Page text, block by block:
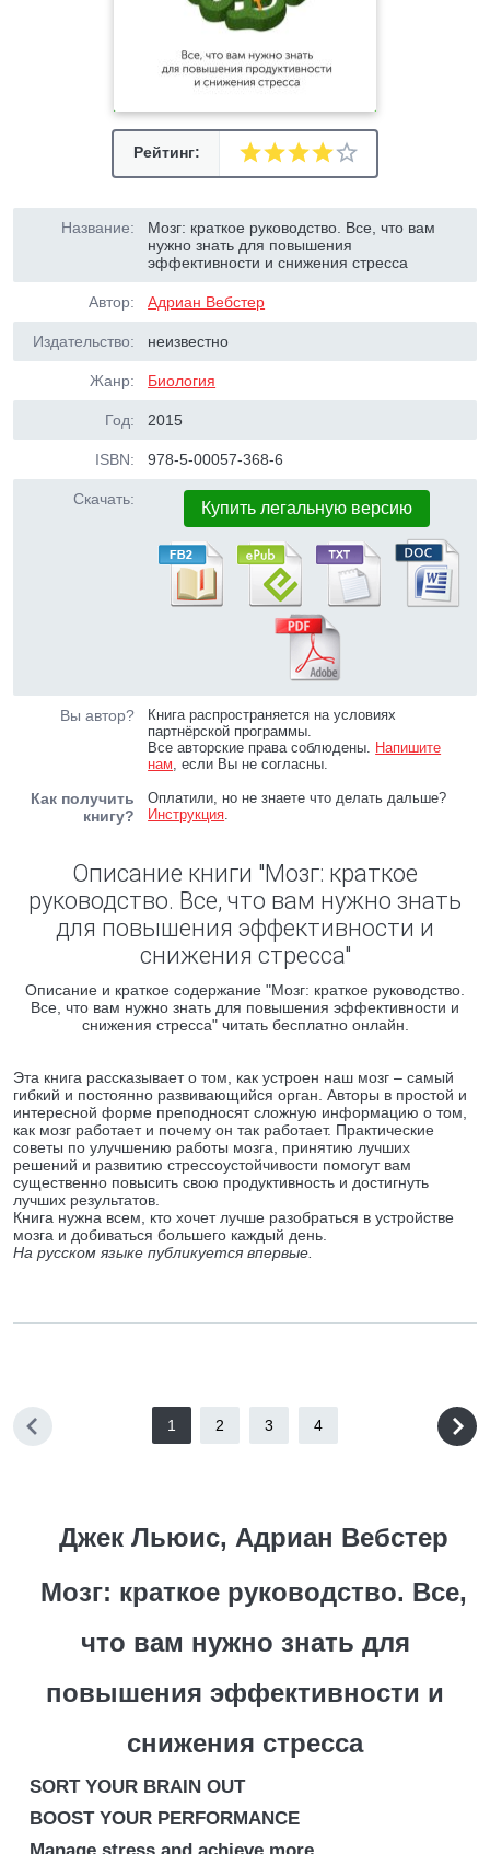
Рейтинг:
Название:
Мозг: краткое руководство. Все, что вам
нужно знать для повышения
эффективности и снижения стресса
Автор: Адриан Вебстер
Издательство: неизвестно
Жанр: Биология
Год: 2015
ISBN: 978-5-00057-368-6
Скачать: Купить легальную версию
Вы автор?
Книга распространяется на условиях
партнёрской программы.
Все авторские права соблюдены. Напишите
нам, если Вы не согласны.
Как получить
книгу?
Оплатили, но не знаете что делать дальше?
Инструкция.
Описание книги "Мозг: краткое
руководство. Все, что вам нужно знать
для повышения эффективности и
снижения стресса"
Описание и краткое содержание "Мозг: краткое руководство.
Все, что вам нужно знать для повышения эффективности и
снижения стресса" читать бесплатно онлайн.
Эта книга рассказывает о том, как устроен наш мозг – самый
гибкий и постоянно развивающийся орган. Авторы в простой и
интересной форме преподносят сложную информацию о том,
как мозг работает и почему он так работает. Практические
советы по улучшению работы мозга, принятию лучших
решений и развитию стрессоустойчивости помогут вам
существенно повысить свою продуктивность и достигнуть
лучших результатов.
Книга нужна всем, кто хочет лучше разобраться в устройстве
мозга и добиваться большего каждый день.
На русском языке публикуется впервые.
1 2 3 4
Джек Льюис, Адриан Вебстер
Мозг: краткое руководство. Все,
что вам нужно знать для
повышения эффективности и
снижения стресса
SORT YOUR BRAIN OUT
BOOST YOUR PERFORMANCE